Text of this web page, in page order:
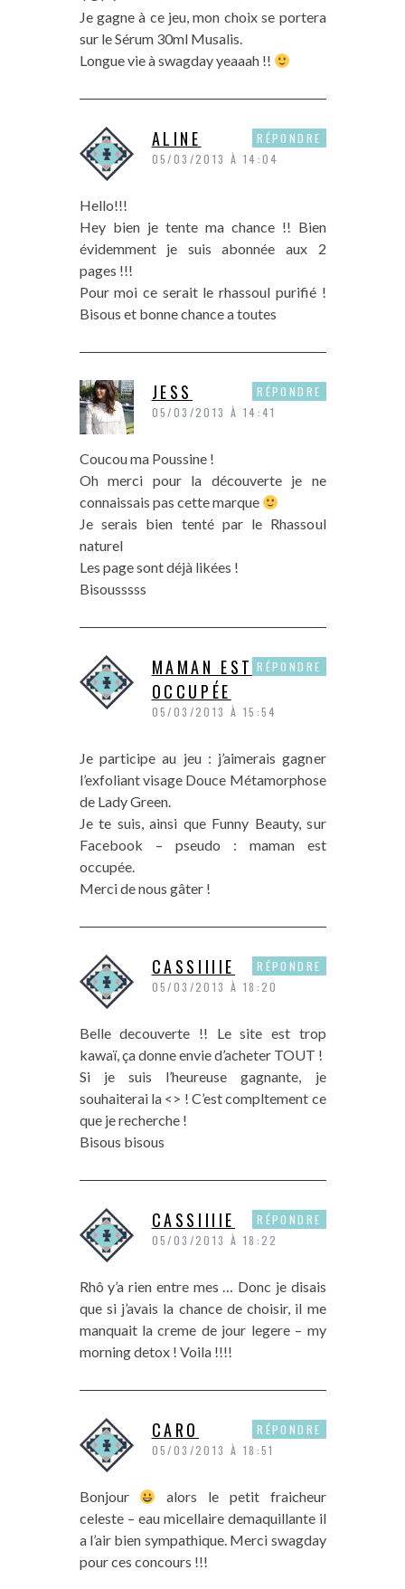
Je gagne à ce jeu, mon choix se portera
sur le Sérum 30ml Musalis.
Longue vie à swagday yeaaah !!
ALINE
05/03/2013 À 14:04
Hello!!!
Hey bien je tente ma chance !! Bien
évidemment je suis abonnée aux 2
pages !!!
Pour moi ce serait le rhassoul purifié !
Bisous et bonne chance a toutes
RÉPONDRE
JESS
05/03/2013 À 14:41
Coucou ma Poussine !
Oh merci pour la découverte je ne
connaissais pas cette marque
Je serais bien tenté par le Rhassoul
naturel
Les page sont déjà likées !
Bisousssss
RÉPONDRE
MAMAN EST
OCCUPÉE
05/03/2013 À 15:54
Je participe au jeu : j’aimerais gagner
l’exfoliant visage Douce Métamorphose
de Lady Green.
Je te suis, ainsi que Funny Beauty, sur
Facebook – pseudo : maman est
occupée.
Merci de nous gâter !
RÉPONDRE
CASSIIIIE
05/03/2013 À 18:20
Belle decouverte !! Le site est trop
kawaï, ça donne envie d’acheter TOUT !
Si je suis l’heureuse gagnante, je
souhaiterai la <> ! C’est compltement ce
que je recherche !
Bisous bisous
RÉPONDRE
CASSIIIIE
05/03/2013 À 18:22
Rhô y’a rien entre mes … Donc je disais
que si j’avais la chance de choisir, il me
manquait la creme de jour legere – my
morning detox ! Voila !!!!
RÉPONDRE
CARO
05/03/2013 À 18:51
Bonjour
alors le petit fraicheur
celeste – eau micellaire demaquillante il
a l’air bien sympathique. Merci swagday
pour ces concours !!!
RÉPONDRE